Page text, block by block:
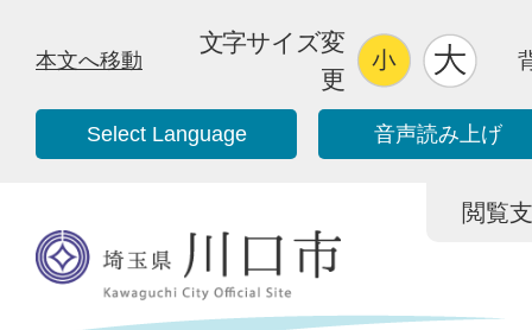
本文へ移動
文字サイズ変
更
Select Language 音声読み上げ
閲覧